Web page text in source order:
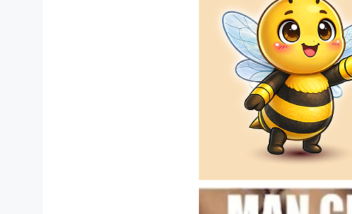
상품 상세설명 참조
상품 상세설명 참조
상품 상세설명 참조